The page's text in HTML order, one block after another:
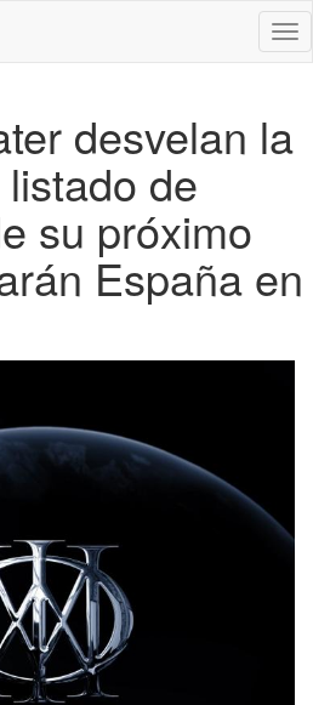
desvelan la
de
su próximo
España en